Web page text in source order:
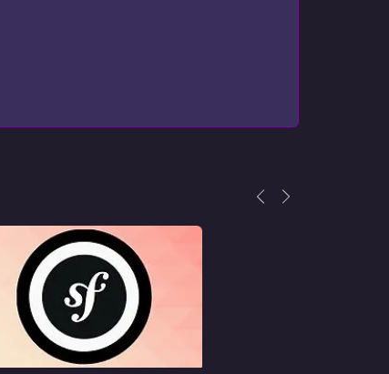
00:05:20
Strings vs Embedded
УРОК 20.
20. Collection "Types" and readableLink
УРОК 21.
21. Custom Resource GET Item